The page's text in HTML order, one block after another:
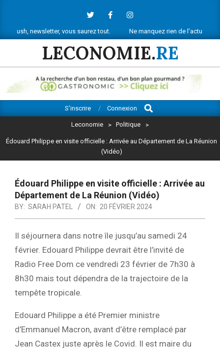
contentvous saurez tout. Ne manquez rien de l’actu économique
LECONOMIE.RE
Navigation
S’inscrire Connexion
Search
Leconomie > Politique >
Édouard Philippe en visite officielle : Arrivée au Département de La Réunion
(Vidéo)
Édouard Philippe en visite officielle : Arrivée au
Département de La Réunion (Vidéo)
BY: SARAH PATEL ON: 20 FÉVRIER 2024
Il séjournera dans notre île jusqu’au samedi 24
février. Edouard Philippe devrait être l’invité de
Radio Free Dom ce vendredi 23 février de 7h30 à
8h30 mais tout dépendra de la trajectoire de la
tempête tropicale.
Edouard Philippe a été Premier ministre
d’Emmanuel Macron, avant d’être remplacé par
Jean Castex juste après le Covid. Il est maire du